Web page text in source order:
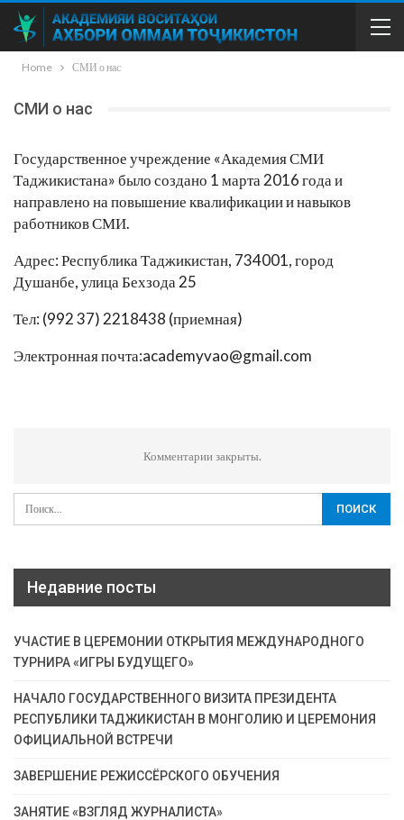
Home СМИ о нас
СМИ о нас
Государственное учреждение «Академия СМИ
Таджикистана» было создано 1 марта 2016 года и
направлено на повышение квалификации и навыков
работников СМИ.
Адрес: Республика Таджикистан, 734001, город
Душанбе, улица Бехзода 25
Тел: (992 37) 2218438 (приемная)
Электронная почта:academyvao@gmail.com
Комментарии закрыты.
Недавние посты
УЧАСТИЕ В ЦЕРЕМОНИИ ОТКРЫТИЯ МЕЖДУНАРОДНОГО
ТУРНИРА «ИГРЫ БУДУЩЕГО»
НАЧАЛО ГОСУДАРСТВЕННОГО ВИЗИТА ПРЕЗИДЕНТА
РЕСПУБЛИКИ ТАДЖИКИСТАН В МОНГОЛИЮ И ЦЕРЕМОНИЯ
ОФИЦИАЛЬНОЙ ВСТРЕЧИ
ЗАВЕРШЕНИЕ РЕЖИССЁРСКОГО ОБУЧЕНИЯ
ЗАНЯТИЕ «ВЗГЛЯД ЖУРНАЛИСТА»